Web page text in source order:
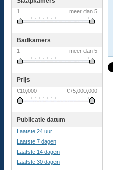
1
meer dan 5
Badkamers
1
meer dan 5
Prijs
€10,000
€+5,000,000
Publicatie datum
Laatste 24 uur
Laatste 7 dagen
Laatste 14 dagen
Laatste 30 dagen